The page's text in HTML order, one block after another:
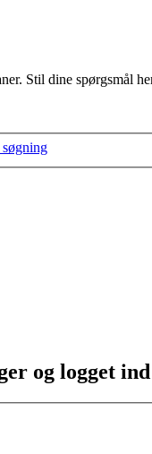
Stil dine spørgsmål
og logget